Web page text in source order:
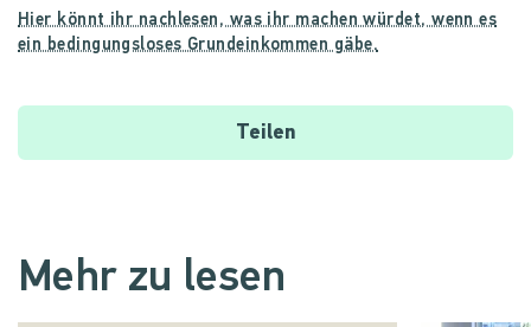
Hier könnt ihr nachlesen, was ihr machen würdet, wenn es
ein bedingungsloses Grundeinkommen gäbe.
Teilen
Mehr zu lesen